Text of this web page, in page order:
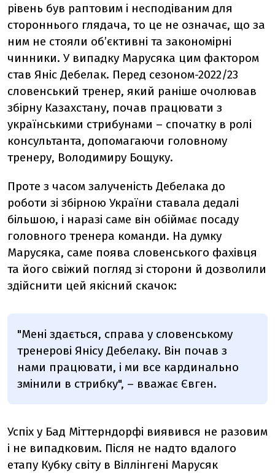
рівень був раптовим і несподіваним для
стороннього глядача, то це не означає, що за
ним не стояли об’єктивні та закономірні
чинники. У випадку Марусяка цим фактором
став Яніс Дебелак. Перед сезоном-2022/23
словенський тренер, який раніше очолював
збірну Казахстану, почав працювати з
українськими стрибунами – спочатку в ролі
консультанта, допомагаючи головному
тренеру, Володимиру Бощуку.
Проте з часом залученість Дебелака до
роботи зі збірною України ставала дедалі
більшою, і наразі саме він обіймає посаду
головного тренера команди. На думку
Марусяка, саме поява словенського фахівця
та його свіжий погляд зі сторони й дозволили
здійснити цей якісний скачок:
"Мені здається, справа у словенському
тренерові Янісу Дебелаку. Він почав з
нами працювати, і ми все кардинально
змінили в стрибку", – вважає Євген.
Успіх у Бад Міттерндорфі виявився не разовим
і не випадковим. Після не надто вдалого
етапу Кубку світу в Віллінгені Марусяк